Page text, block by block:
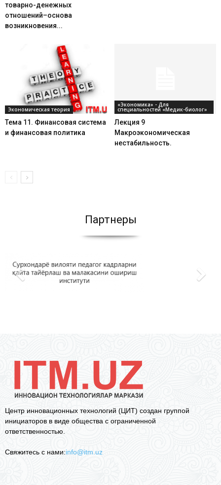
товарно-денежных
отношений–основа
возникновения...
Экономическая теория
Тема 11. Финансовая система
и финансовая политика
«Экономика» - Для
специальностей «Медик-биолог»
Лекция 9
Макроэкономическая
нестабильность.
Партнеры
Центр инновационных технологий (ЦИТ) создан группой
инициаторов в виде общества с ограниченной
ответственностью.
Свяжитесь с нами:info@itm.uz